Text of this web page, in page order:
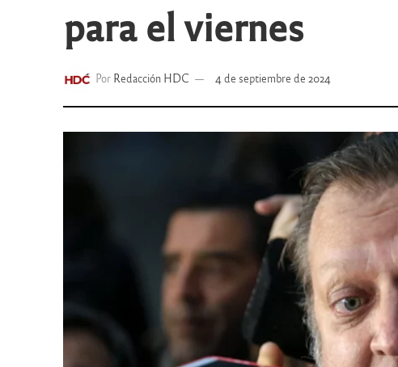
para el viernes
Por Redacción HDC 4 de septiembre de 2024